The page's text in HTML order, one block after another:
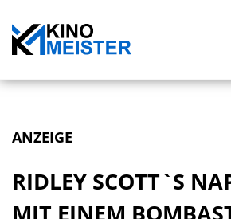
ANZEIGE
RIDLEY SCOTT`S
MIT EINEM